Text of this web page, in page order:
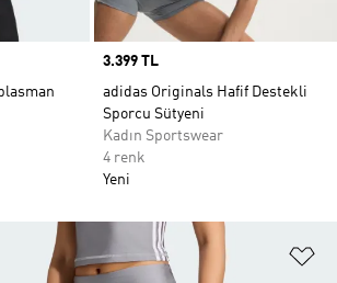
Price
3.399 TL
adidas Originals Hafif Destekli
Sporcu Sütyeni
Kadın Sportswear
4 renk
Yeni